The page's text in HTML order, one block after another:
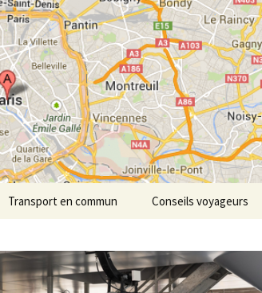
Transport en commun Conseils voyageurs